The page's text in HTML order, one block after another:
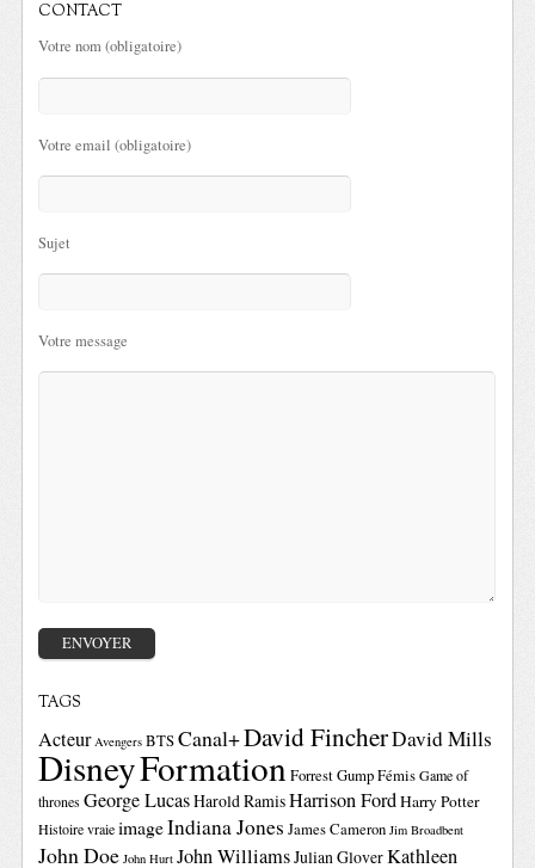
CONTACT
Votre nom (obligatoire)
Votre email (obligatoire)
Sujet
Votre message
TAGS
Acteur Avengers BTSCanal+David FincherDavid Mills
DisneyFormationForrest GumpFémis Game of
thrones George LucasHarold RamisHarrison FordHarry Potter
Histoire vraie imageIndiana Jones James Cameron Jim Broadbent
John Doe John Hurt John WilliamsJulian GloverKathleen